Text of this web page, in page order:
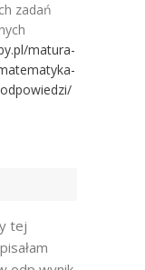
zadań
matura-
tej